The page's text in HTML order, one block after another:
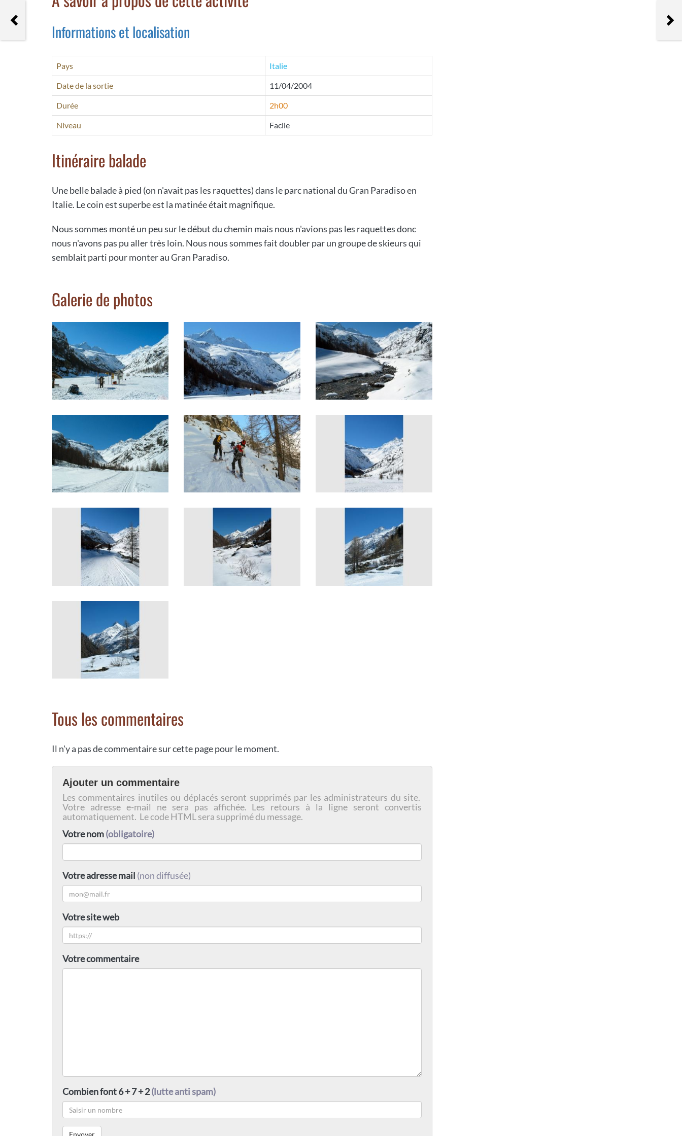
Informations et localisation
Pays Italie
Date de la sortie 11/04/2004
Durée 2h00
Niveau Facile
Itinéraire balade
Une belle balade à pied (on n'avait pas les raquettes) dans le parc national du Gran Paradiso en
Italie. Le coin est superbe est la matinée était magnifique.
Nous sommes monté un peu sur le début du chemin mais nous n'avions pas les raquettes donc
nous n'avons pas pu aller très loin. Nous nous sommes fait doubler par un groupe de skieurs qui
semblait parti pour monter au Gran Paradiso.
Galerie de photos
Tous les commentaires
Il n'y a pas de commentaire sur cette page pour le moment.
Ajouter un commentaire
Les commentaires inutiles ou déplacés seront supprimés par les administrateurs du site.
Votre adresse e-mail ne sera pas affichée. Les retours à la ligne seront convertis
automatiquement. Le code HTML sera supprimé du message.
Votre nom(obligatoire)
Votre adresse mail (non diffusée)
Votre site web
Votre commentaire
Combien font 6 + 7 + 2(lutte anti spam)